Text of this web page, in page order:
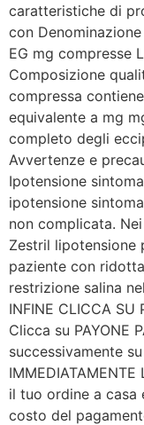
caratteristiche di
con Denominazione
EG mg compresse
Composizione
compressa
equivalente a mg
completo degli
Avvertenze e
Ipotensione
ipotensione
non complicata.
Zestril lipotensione
paziente con
restrizione salina
INFINE CLICCA SU
Clicca su PAYONE
successivamente su
IMMEDIATAMENTE
il tuo ordine a casa
costo del